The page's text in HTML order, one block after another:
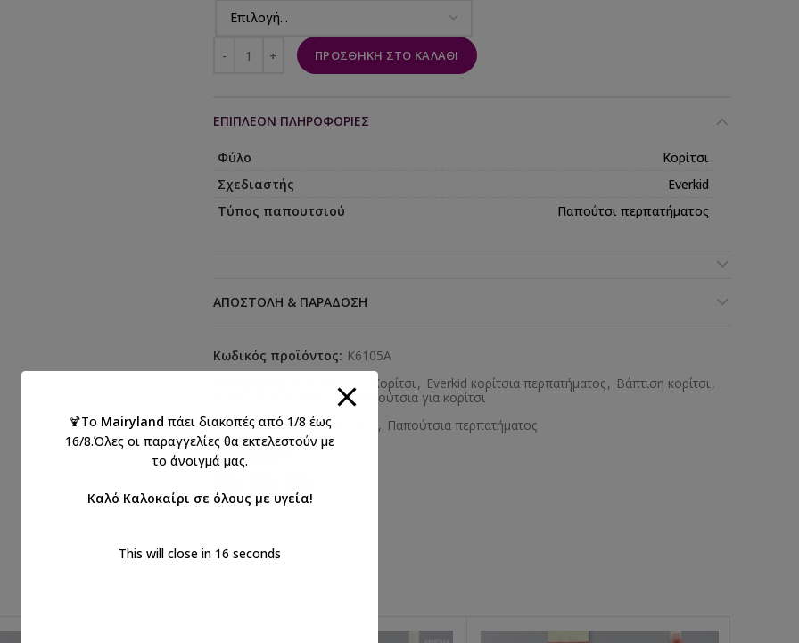
ΠΡΟΣΘΉΚΗ ΣΤΟ ΚΑΛΆΘΙ
ΕΠΙΠΛΈΟΝ ΠΛΗΡΟΦΟΡΊΕΣ
Φύλο
Κορίτσι
Σχεδιαστής
Everkid
Τύπος παπουτσιού
Παπούτσι περπατήματος
ΑΠΟΣΤΟΛΉ & ΠΑΡΆΔΟΣΗ
Κωδικός προϊόντος: K6105A
Everkid 2026 Κορίτσι, Everkid κορίτσια περπατήματος, Βάπτιση κορίτσι,
Βαπτιστικά παπούτσια για κορίτσι
Ετικέτες:βάπτιση, , Παπούτσια περπατήματος
Κοινοποιήστε:
🍹Το Mairyland πάει διακοπές από 1/8 έως
16/8.Όλες οι παραγγελίες θα εκτελεστούν με
το άνοιγμά μας.
Καλό Καλοκαίρι σε όλους με υγεία!
This will close in 15 seconds